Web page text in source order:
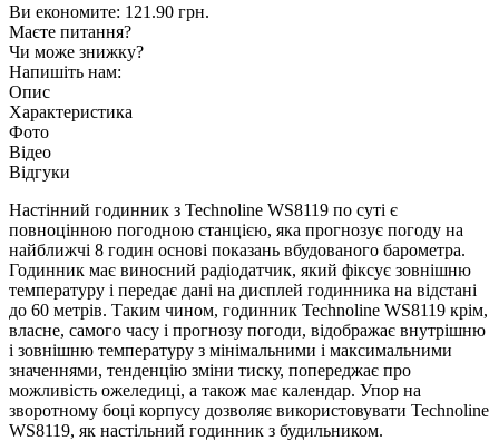
Ви економите: 121.90 грн.
Маєте питання?
Чи може знижку?
Напишіть нам:
Опис
Характеристика
Фото
Відео
Відгуки
Настінний годинник з Technoline WS8119 по суті є
повноцінною погодною станцією, яка прогнозує погоду на
найближчі 8 годин основі показань вбудованого барометра.
Годинник має виносний радіодатчик, який фіксує зовнішню
температуру і передає дані на дисплей годинника на відстані
до 60 метрів. Таким чином, годинник Technoline WS8119 крім,
власне, самого часу і прогнозу погоди, відображає внутрішню
і зовнішню температуру з мінімальними і максимальними
значеннями, тенденцію зміни тиску, попереджає про
можливість ожеледиці, а також має календар. Упор на
зворотному боці корпусу дозволяє використовувати Technoline
WS8119, як настільний годинник з будильником.